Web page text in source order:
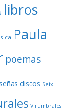
libros
Paula
poemas
discos Seix
Virumbrales